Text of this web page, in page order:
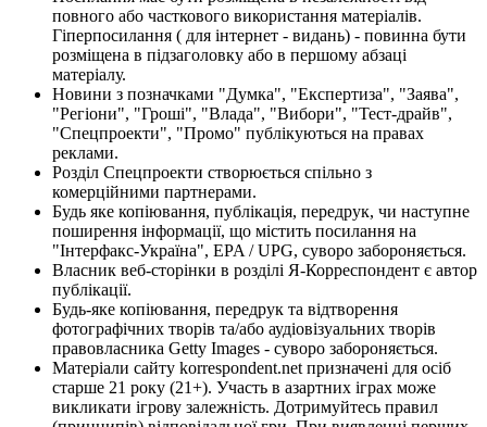
повного або часткового використання матеріалів.
Гіперпосилання ( для інтернет - видань) - повинна бути
розміщена в підзаголовку або в першому абзаці
матеріалу.
Новини з позначками "Думка", "Експертиза", "Заява",
"Регіони", "Гроші", "Влада", "Вибори", "Тест-драйв",
"Спецпроекти", "Промо" публікуються на правах
реклами.
Розділ Спецпроекти створюється спільно з
комерційними партнерами.
Будь яке копіювання, публікація, передрук, чи наступне
поширення інформації, що містить посилання на
"Інтерфакс-Україна", EPA / UPG, суворо забороняється.
Власник веб-сторінки в розділі Я-Корреспондент є автор
публікації.
Будь-яке копіювання, передрук та відтворення
фотографічних творів та/або аудіовізуальних творів
правовласника Getty Images - суворо забороняється.
Матеріали сайту korrespondent.net призначені для осіб
старше 21 року (21+). Участь в азартних іграх може
викликати ігрову залежність. Дотримуйтесь правил